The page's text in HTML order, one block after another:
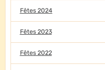
Fêtes 2024
Fêtes 2023
Fêtes 2022